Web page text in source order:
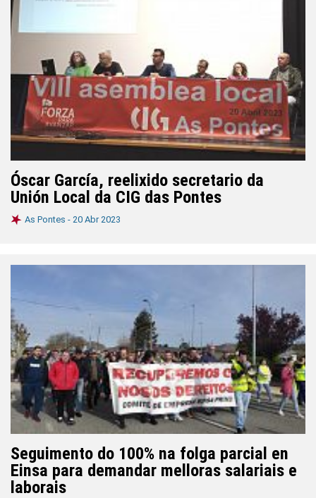
Óscar García, reelixido secretario da
Unión Local da CIG das Pontes
As Pontes - 20 Abr 2023
Seguimento do 100% na folga parcial en
Einsa para demandar melloras salariais e
laborais